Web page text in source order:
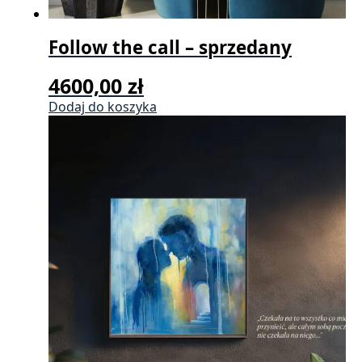
Follow the call – sprzedany
4600,00 zł
Dodaj do koszyka